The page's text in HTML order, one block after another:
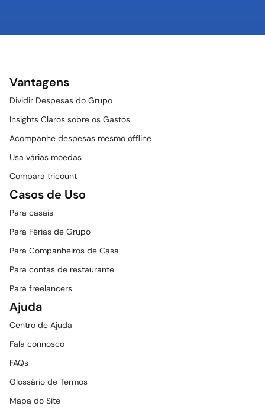
Vantagens
Dividir Despesas do Grupo
Insights Claros sobre os Gastos
Acompanhe despesas mesmo offline
Usa várias moedas
Compara tricount
Casos de Uso
Para casais
Para Férias de Grupo
Para Companheiros de Casa
Para contas de restaurante
Para freelancers
Ajuda
Centro de Ajuda
Fala connosco
FAQs
Glossário de Termos
Mapa do Site